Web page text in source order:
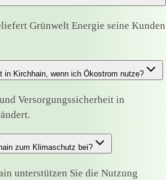
Grünwelt Energie seine Kunden
in Kirchhain, wenn ich Ökostrom nutze?
Versorgungssicherheit in
zum Klimaschutz bei?
unterstützen Sie die Nutzung